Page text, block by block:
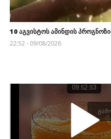
10 აგვისტოს ამინდის პროგნოზი
22:52 - 09/08/2026